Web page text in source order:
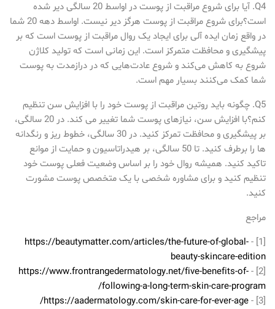
Q4. آیا برای شروع مراقبت از پوست در اواسط 20 سالگی دیر شده
است؟برای شروع مراقبت از پوست هرگز دیر نیست. اواسط دهه 20 شما
در واقع زمان ایده آلی برای ایجاد یک روال مراقبت از پوست است که بر
پیشگیری و محافظت متمرکز است. این زمانی است که تولید کلاژن
شروع به کاهش می‌کند و شروع عادت‌هایی که در درازمدت به پوست
شما کمک می‌کنند بسیار مهم است.
Q5. چگونه باید روتین مراقبت از پوست خود را با افزایش سن تنظیم
کنم؟با افزایش سن، نیازهای پوست شما تغییر می کند. در 20 سالگی،
بر پیشگیری و محافظت تمرکز کنید. در 30 سالگی، خطوط ریز و رنگدانه
ها را برطرف کنید. تا 50 سالگی، بر هیدراتاسیون و حمایت از موانع
تاکید کنید. همیشه روال خود را بر اساس وضعیت فعلی پوست خود
تنظیم کنید و برای مشاوره شخصی با یک متخصص پوست مشورت
کنید.
مراجع
[1] -
https://beautymatter.com/articles/the-future-of-global-
beauty-skincare-edition
[2] -
https://www.frontrangedermatology.net/five-benefits-of-
following-a-long-term-skin-care-program/
[3] -
https://aadermatology.com/skin-care-for-ever-age/